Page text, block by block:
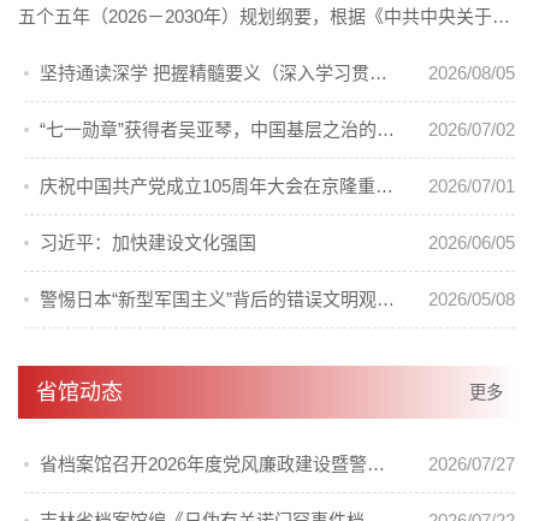
五个五年（2026－2030年）规划纲要，根据《中共中央关于制
坚持通读深学 把握精髓要义（深入学习贯彻习近平新时代中国特色社会主义思想 《习近平谈治国理政》第一至五卷通读）
2026/08/05
“七一勋章”获得者吴亚琴，中国基层之治的答卷人 2026/07/02
庆祝中国共产党成立105周年大会在京隆重举行 2026/07/01
习近平：加快建设文化强国 2026/06/05
警惕日本“新型军国主义”背后的错误文明观（国际论坛） 2026/05/08
省馆动态 更多
省档案馆召开2026年度党风廉政建设暨警示教育会议 2026/07/27